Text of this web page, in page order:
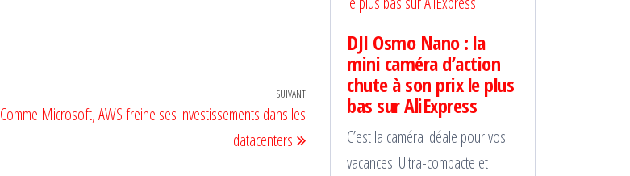
Article
SUIVANT
Comme Microsoft, AWS freine ses investissements dans les
datacenters
DJI Osmo Nano : la
mini caméra d’action
chute à son prix le plus
bas sur AliExpress
C’est la caméra idéale pour vos
vacances. Ultra-compacte et